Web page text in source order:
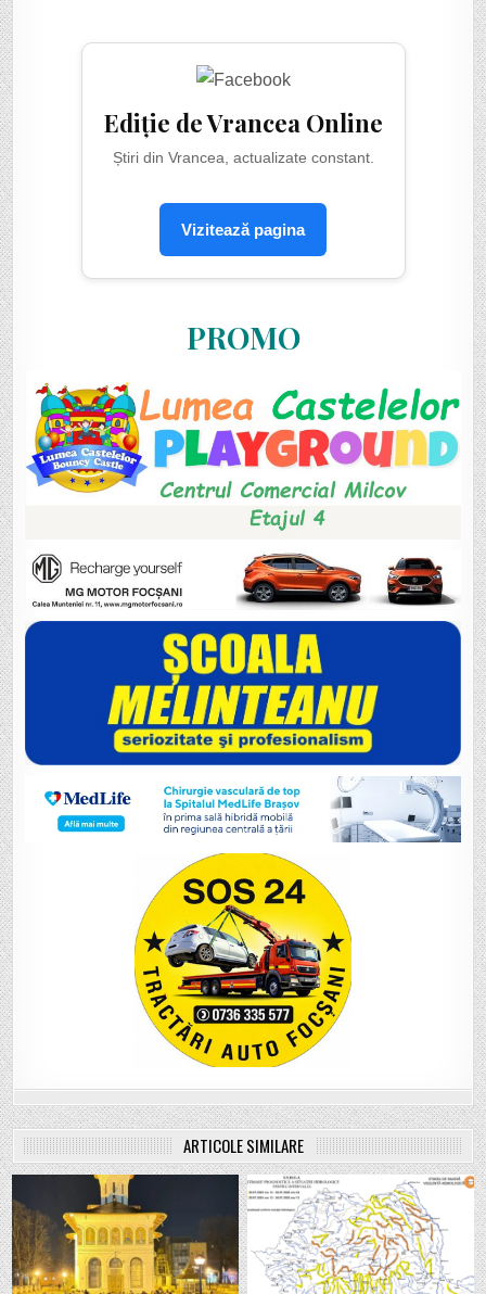
Ediție de Vrancea Online
Știri din Vrancea, actualizate constant.
Vizitează pagina
PROMO
ARTICOLE SIMILARE